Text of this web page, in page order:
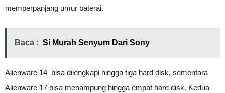
memperpanjang umur baterai.
Baca : Si Murah Senyum Dari Sony
Alienware 14 bisa dilengkapi hingga tiga hard disk, sementara
Alienware 17 bisa menampung hingga empat hard disk. Kedua